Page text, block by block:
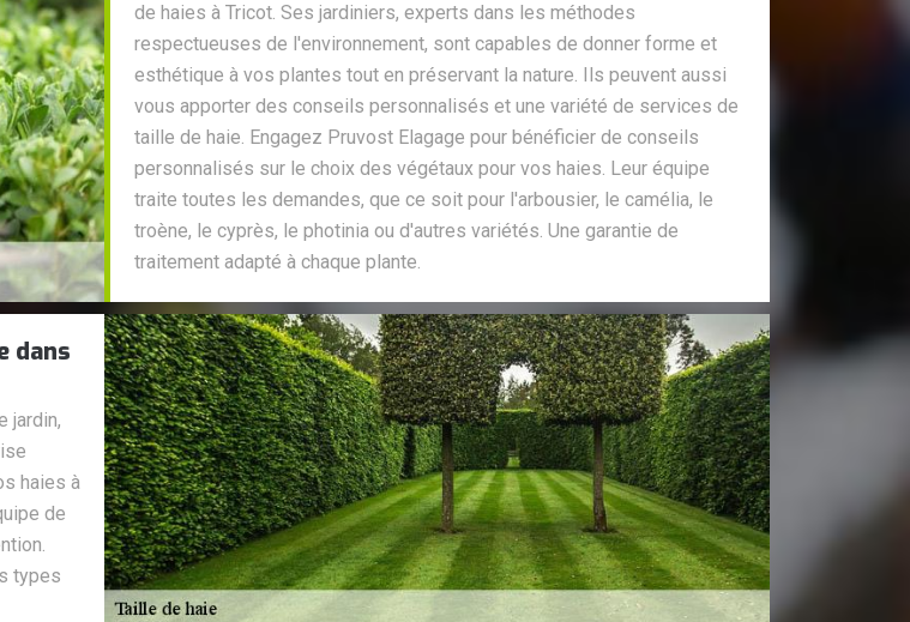
de haies à Tricot. Ses jardiniers, experts dans les méthodes
respectueuses de l'environnement, sont capables de donner forme et
esthétique à vos plantes tout en préservant la nature. Ils peuvent aussi
vous apporter des conseils personnalisés et une variété de services de
taille de haie. Engagez Pruvost Elagage pour bénéficier de conseils
personnalisés sur le choix des végétaux pour vos haies. Leur équipe
traite toutes les demandes, que ce soit pour l'arbousier, le camélia, le
troène, le cyprès, le photinia ou d'autres variétés. Une garantie de
traitement adapté à chaque plante.
dans
jardin,
haies à
de
types